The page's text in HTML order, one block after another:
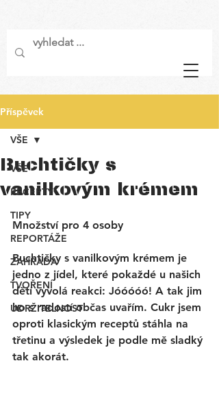
Příspěvek
VŠE
RECEPTY
TIPY
REPORTÁŽE
ZAHRADA
TVOŘENÍ
UDRŽITELNOST
VŠE
Buchtičky s
vanilkovým krémem
Množství pro 4 osoby
Buchtičky s vanilkovým krémem je
jedno z jídel, které pokaždé u našich
dětí vyvolá reakci: Jóóóóó! A tak jim
ho s radostí občas uvařím. Cukr jsem
oproti klasickým receptů stáhla na
třetinu a výsledek je podle mě sladký
tak akorát.